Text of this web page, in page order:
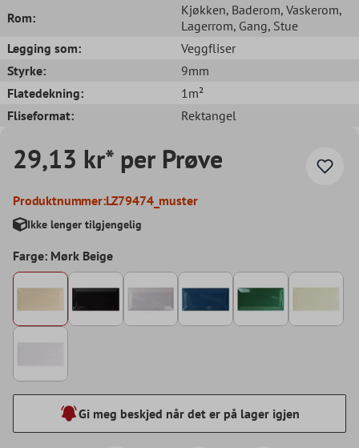
Rom:
Kjøkken, Baderom, Vaskerom,
Lagerrom, Gang, Stue
Legging som:
Veggfliser
Styrke:
9mm
Flatedekning:
1m²
Fliseformat:
Rektangel
29,13 kr* per Prøve
Produktnummer:LZ79474_muster
Ikke lenger tilgjengelig
Farge: Mørk Beige
Gi meg beskjed når det er på lager igjen